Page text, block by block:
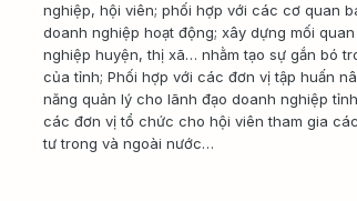
nghiệp, hội viên; phối hợp với các cơ quan
doanh nghiệp hoạt động; xây dựng mối
nghiệp huyện, thị xã… nhằm tạo sự gắn bó
của tỉnh; Phối hợp với các đơn vị tập huấn
năng quản lý cho lãnh đạo doanh nghiệp
các đơn vị tổ chức cho hội viên tham gia
tư trong và ngoài nước…